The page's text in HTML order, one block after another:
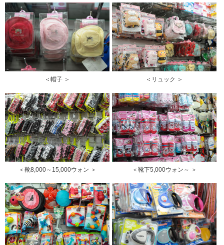
＜帽子 ＞ ＜リュック ＞
＜靴8,000～15,000ウォン ＞ ＜靴下5,000ウォン～ ＞